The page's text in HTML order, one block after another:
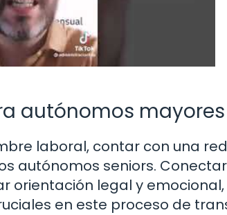
autónomos
laboral, contar con una
autónomos seniors.
orientación legal y
en este proceso de